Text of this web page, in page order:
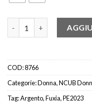
Ncub mony 17 Sandalo
COD:8766
Categorie:Donna,NCUB
Tag:Argento,Fuxia,PE2023